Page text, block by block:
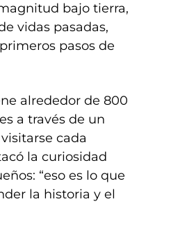
bajo tierra,
vidas pasadas,
pasos de
alrededor de 800
a través de un
cada
la curiosidad
“eso es lo que
la historia y el